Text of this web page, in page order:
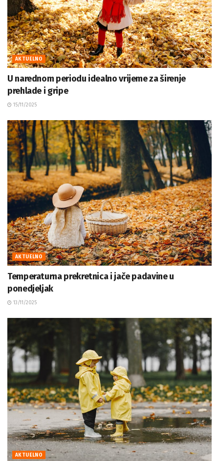
AKTUELNO
U narednom periodu idealno vrijeme za širenje
prehlade i gripe
15/11/2025
AKTUELNO
Temperaturna prekretnica i jače padavine u
ponedjeljak
13/11/2025
AKTUELNO